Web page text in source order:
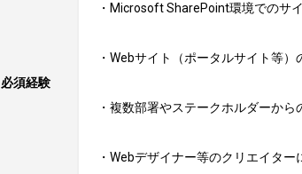
必須経験
・Microsoft SharePoint環境でのサ
・Webサイト（ポータルサイト等
・複数部署やステークホルダーか
・Webデザイナー等のクリエイタ